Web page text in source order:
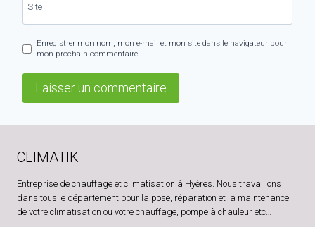
Site
Enregistrer mon nom, mon e-mail et mon site dans le navigateur pour
mon prochain commentaire.
CLIMATIK
Entreprise de chauffage et climatisation à Hyères. Nous travaillons
dans tous le département pour la pose, réparation et la maintenance
de votre climatisation ou votre chauffage, pompe à chauleur etc…